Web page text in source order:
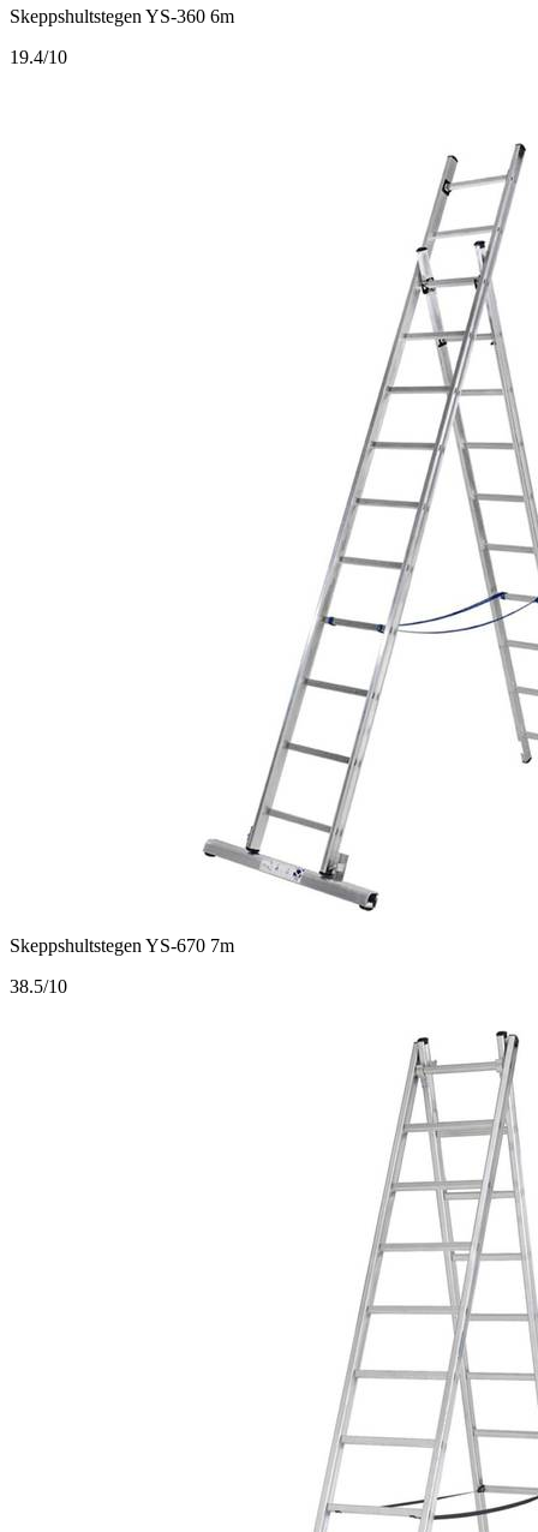
Skeppshultstegen YS-360 6m
19.4/10
Skeppshultstegen YS-670 7m
38.5/10